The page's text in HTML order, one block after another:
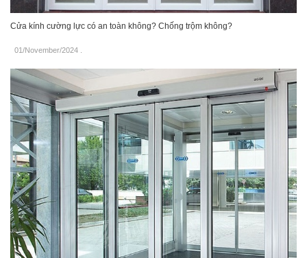
Cửa kính cường lực có an toàn không? Chống trộm không?
01/November/2024